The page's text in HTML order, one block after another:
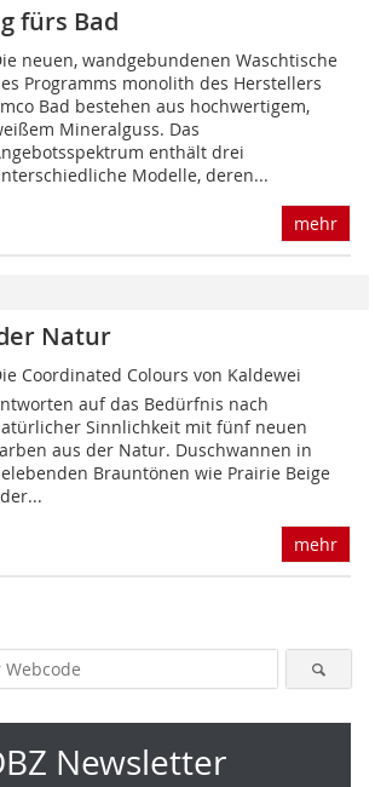
fürs Bad
neuen, wandgebundenen Waschtische
Programms monolith des Herstellers
Bad bestehen aus hochwertigem,
Mineralguss. Das
enthält drei
Modelle, deren...
mehr
Natur
Coordinated Colours von Kaldewei
auf das Bedürfnis nach
Sinnlichkeit mit fünf neuen
aus der Natur. Duschwannen in
Brauntönen wie Prairie Beige
mehr
Newsletter